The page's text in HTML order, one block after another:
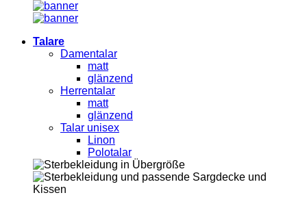
Talare
Damentalar
matt
glänzend
Herrentalar
matt
glänzend
Talar unisex
Linon
Polotalar